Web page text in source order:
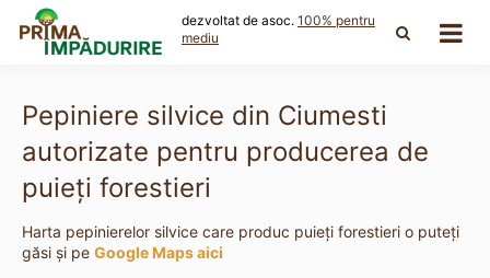
content
dezvoltat de asoc. 100% pentru
mediu
Pepiniere silvice din Ciumesti
autorizate pentru producerea de
puieți forestieri
Harta pepinierelor silvice care produc puieți forestieri o puteți
găsi și pe Google Maps aici